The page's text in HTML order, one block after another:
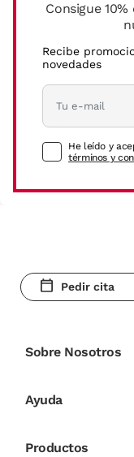
Consigue
Recibe
novedades
He leído y
términos y
Pedir cita
Sobre Nosotros
Ayuda
Productos